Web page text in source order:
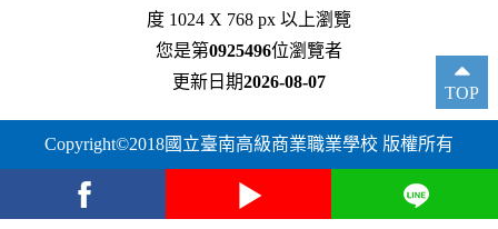
度 1024 X 768 px 以上瀏覽
您是第0925496位瀏覽者
更新日期2026-08-07
Copyright©2018國立臺南高級商業職業學校 版權所有
TOP